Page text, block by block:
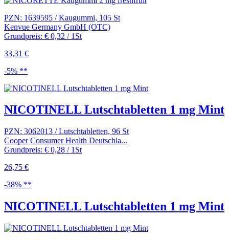
PZN: 1639595 / Kaugummi, 105 St
Kenvue Germany GmbH (OTC)
Grundpreis: € 0,32 / 1St
33,31 €
-5% **
NICOTINELL Lutschtabletten 1 mg Mint
PZN: 3062013 / Lutschtabletten, 96 St
Cooper Consumer Health Deutschla...
Grundpreis: € 0,28 / 1St
26,75 €
-38% **
NICOTINELL Lutschtabletten 1 mg Mint